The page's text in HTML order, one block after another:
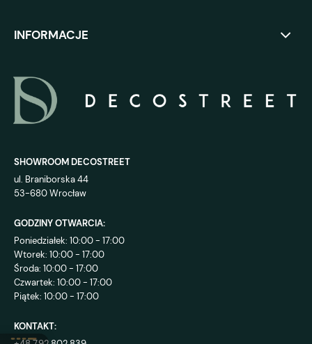
INFORMACJE
SHOWROOM DECOSTREET
ul. Braniborska 44
53-680 Wrocław
GODZINY OTWARCIA:
Poniedziałek: 10:00 - 17:00
Wtorek: 10:00 - 17:00
Środa: 10:00 - 17:00
Czwartek: 10:00 - 17:00
Piątek: 10:00 - 17:00
KONTAKT: